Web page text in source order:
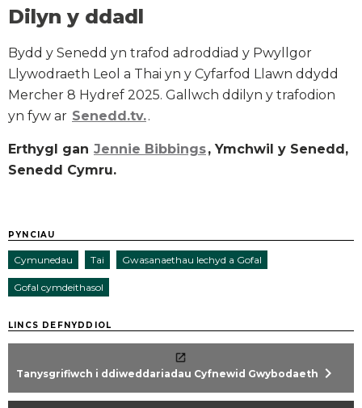
Dilyn y ddadl
Bydd y Senedd yn trafod adroddiad y Pwyllgor
Llywodraeth Leol a Thai yn y Cyfarfod Llawn ddydd
Mercher 8 Hydref 2025. Gallwch ddilyn y trafodion
yn fyw ar Senedd.tv..
Erthygl gan Jennie Bibbings, Ymchwil y Senedd,
Senedd Cymru.
PYNCIAU
Cymunedau Tai Gwasanaethau Iechyd a Gofal
Gofal cymdeithasol
LINCS DEFNYDDIOL
Tanysgrifiwch i ddiweddariadau Cyfnewid Gwybodaeth chevron_right